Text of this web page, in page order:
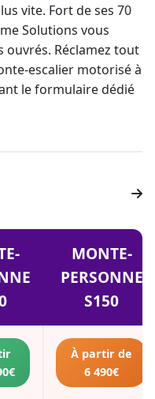
vite. Fort de ses 70
Solutions vous
ouvrés. Réclamez tout
escalier motorisé à
le formulaire dédié
MONTE-
PERSONNE
S150
À partir de
6 490€